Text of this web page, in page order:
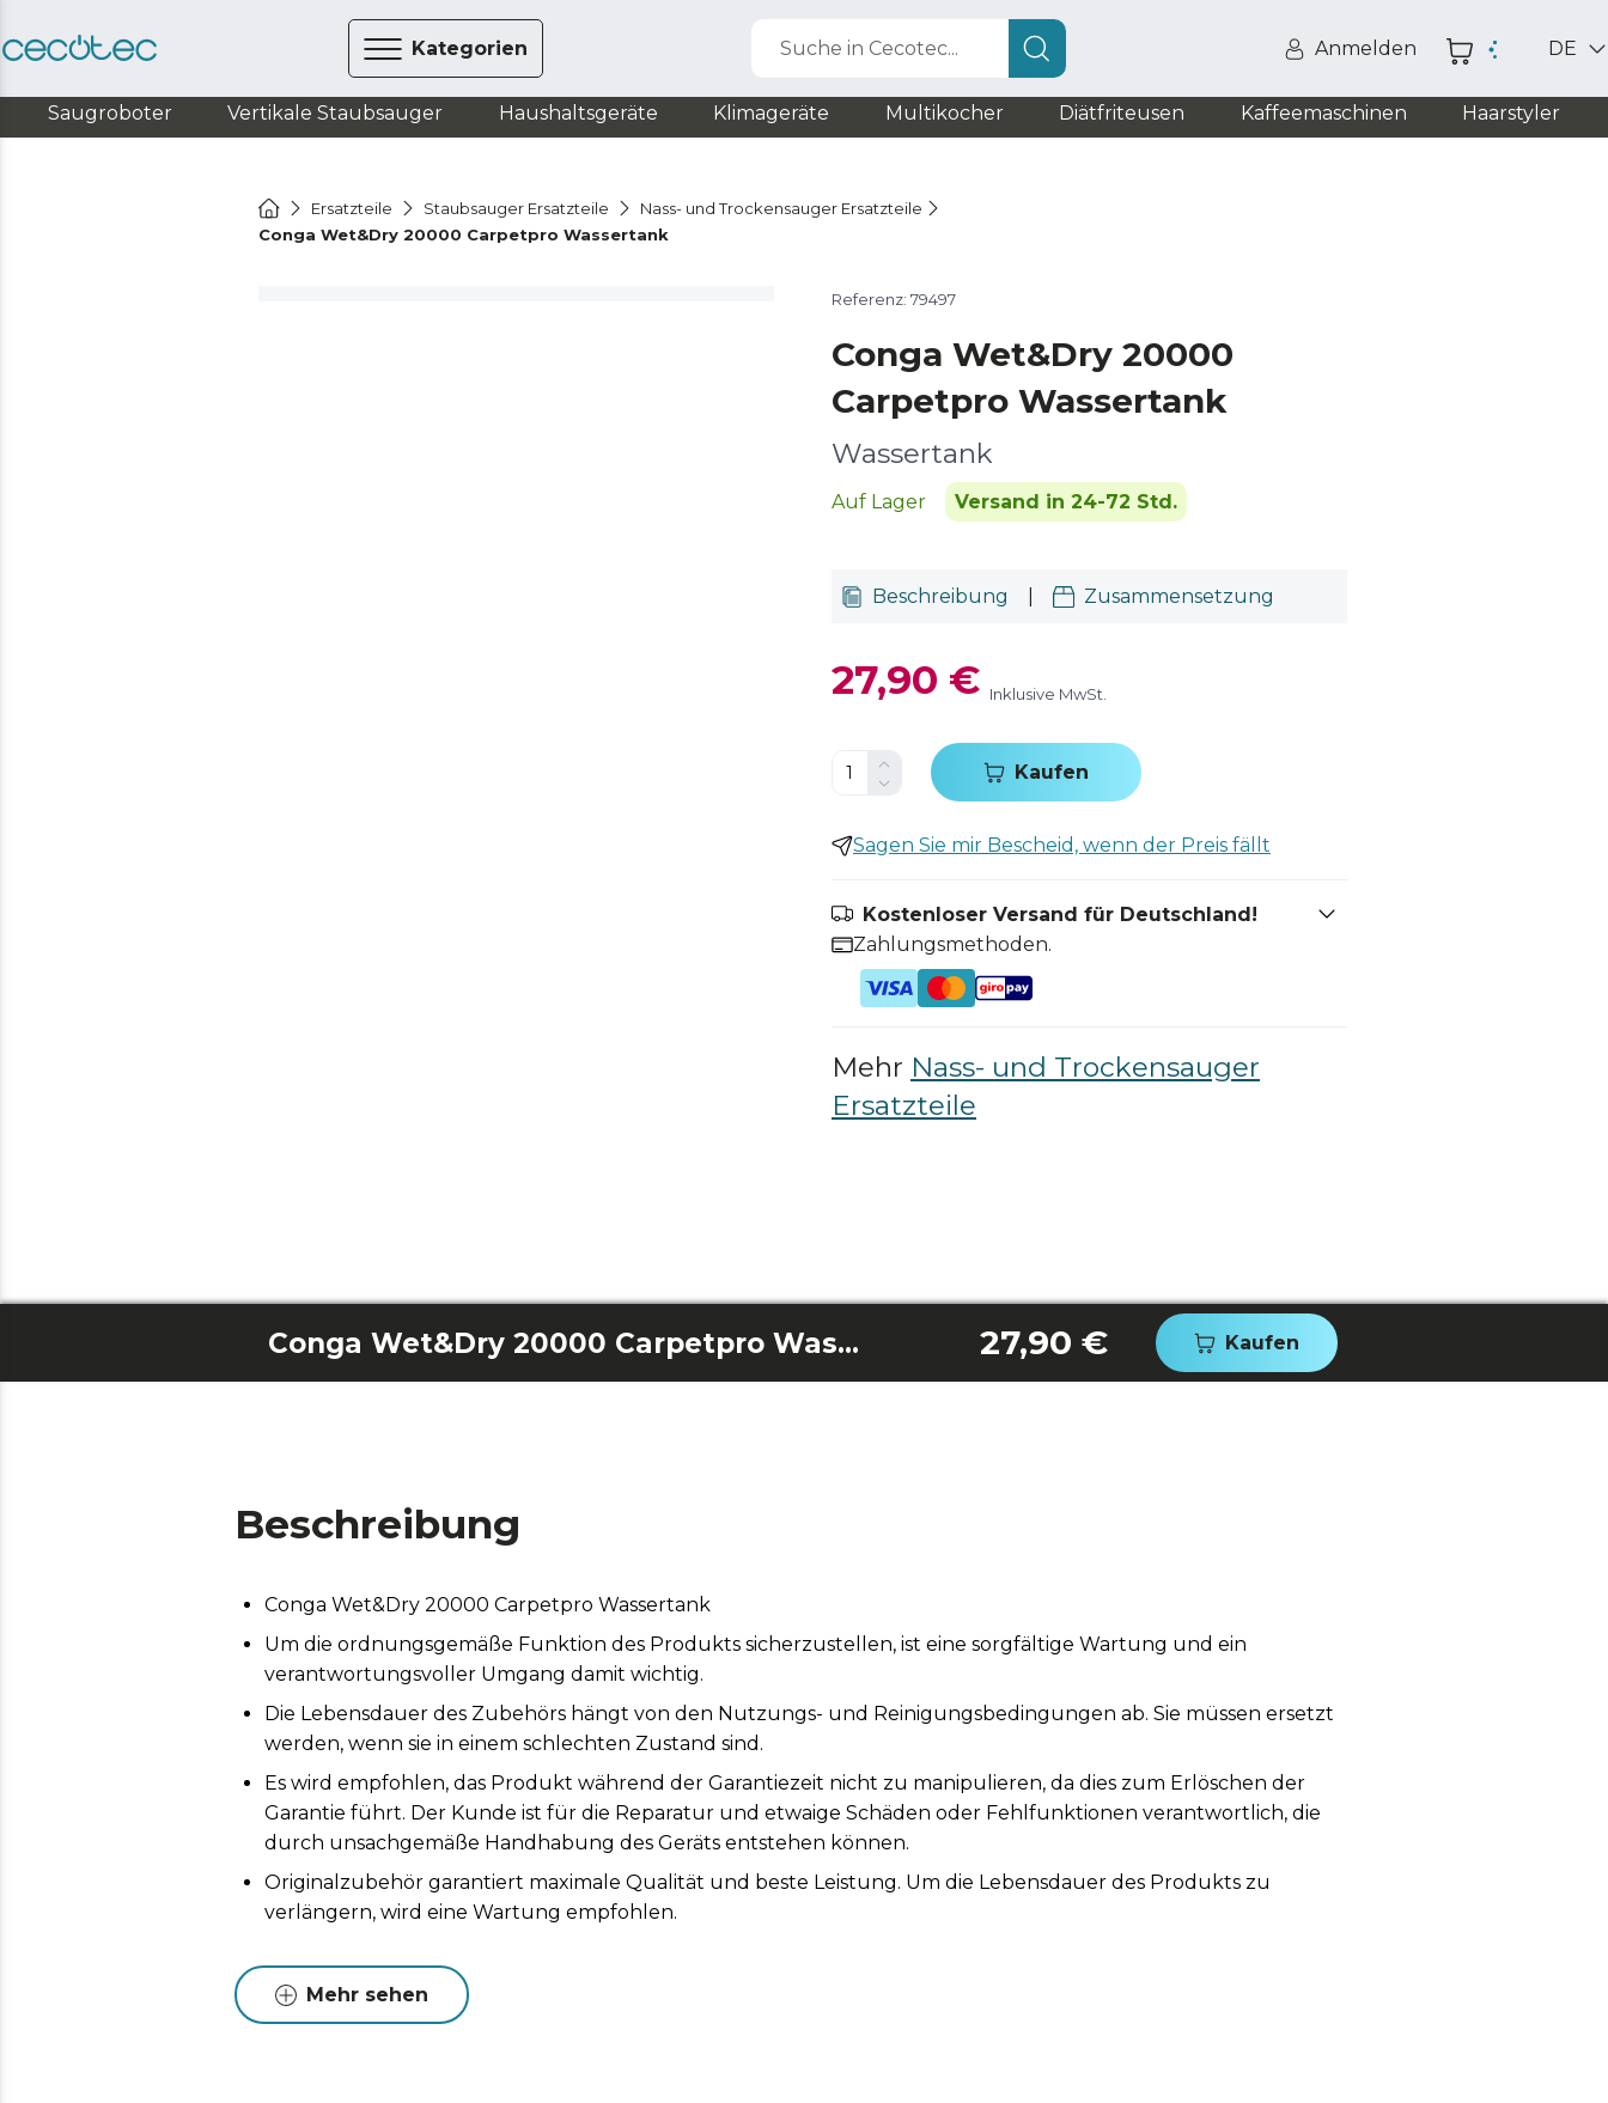
Kategorien Suche in Cecotec... Anmelden DE
Saugroboter Vertikale Staubsauger Haushaltsgeräte Klimageräte Multikocher Diätfriteusen Kaffeemaschinen Haarstyler
Ersatzteile Staubsauger Ersatzteile
Nass- und Trockensauger Ersatzteile
Conga Wet&Dry 20000 Carpetpro Wassertank
Referenz: 79497
Conga Wet&Dry 20000
Carpetpro Wassertank
Wassertank
Auf Lager Versand in 24-72 Std.
Beschreibung Zusammensetzung
27,90 € Inklusive MwSt.
Kaufen
Sagen Sie mir Bescheid, wenn der Preis fällt
Kostenloser Versand für Deutschland!
Zahlungsmethoden.
Mehr Nass- und Trockensauger
Ersatzteile
Conga Wet&Dry 20000 Carpetpro Wassertank 27,90 € Kaufen
Beschreibung
Conga Wet&Dry 20000 Carpetpro Wassertank
Um die ordnungsgemäße Funktion des Produkts sicherzustellen, ist eine sorgfältige Wartung und ein
verantwortungsvoller Umgang damit wichtig.
Die Lebensdauer des Zubehörs hängt von den Nutzungs- und Reinigungsbedingungen ab. Sie müssen ersetzt
werden, wenn sie in einem schlechten Zustand sind.
Es wird empfohlen, das Produkt während der Garantiezeit nicht zu manipulieren, da dies zum Erlöschen der
Garantie führt. Der Kunde ist für die Reparatur und etwaige Schäden oder Fehlfunktionen verantwortlich, die
durch unsachgemäße Handhabung des Geräts entstehen können.
Originalzubehör garantiert maximale Qualität und beste Leistung. Um die Lebensdauer des Produkts zu
verlängern, wird eine Wartung empfohlen.
Mehr sehen